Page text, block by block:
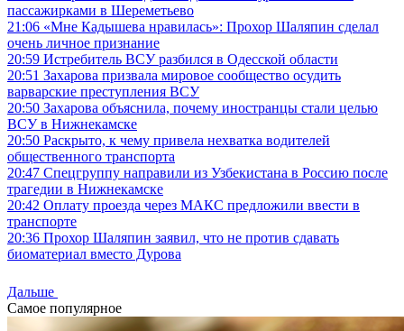
пассажирками в Шереметьево
21:06 «Мне Кадышева нравилась»: Прохор Шаляпин сделал
очень личное признание
20:59 Истребитель ВСУ разбился в Одесской области
20:51 Захарова призвала мировое сообщество осудить
варварские преступления ВСУ
20:50 Захарова объяснила, почему иностранцы стали целью
ВСУ в Нижнекамске
20:50 Раскрыто, к чему привела нехватка водителей
общественного транспорта
20:47 Спецгруппу направили из Узбекистана в Россию после
трагедии в Нижнекамске
20:42 Оплату проезда через МАКС предложили ввести в
транспорте
20:36 Прохор Шаляпин заявил, что не против сдавать
биоматериал вместо Дурова
Дальше
Самое популярное